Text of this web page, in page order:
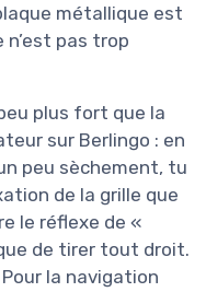
métallique est
pas trop
plus fort que la
sur Berlingo : en
peu sèchement, tu
de la grille que
le réflexe de «
de tirer tout droit.
la navigation